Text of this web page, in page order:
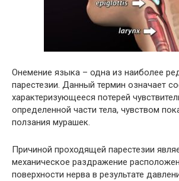
Онемение языка – одна из наиболее
парестезии. Данный термин означает
характеризующееся потерей
определенной части тела, чувством
ползания мурашек.
Причиной проходящей парестезии
механическое раздражение
поверхности нерва в результате